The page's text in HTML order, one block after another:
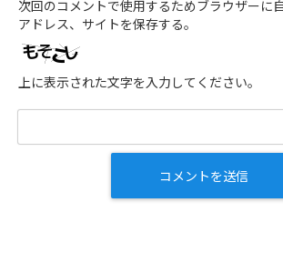
次回のコメントで使用するためブラウザーに
アドレス、サイトを保存する。
上に表示された文字を入力してください。